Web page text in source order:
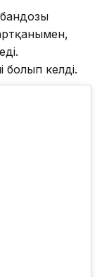
болып келді.